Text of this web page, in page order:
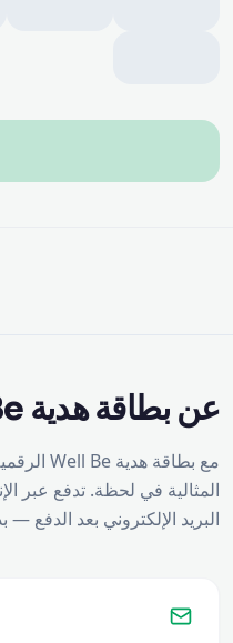
عن بطاقة هدية Well Be
المثالية في لحظة. تدفع عبر
البريد الإلكتروني بعد الدفع